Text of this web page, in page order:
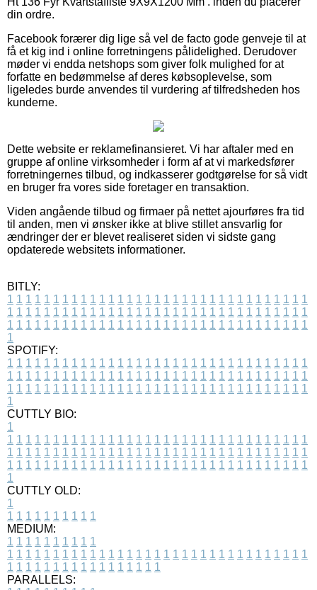
din ordre.
Facebook forærer dig lige så vel de facto gode genveje til at
få et kig ind i online forretningens pålidelighed. Derudover
møder vi endda netshops som giver folk mulighed for at
forfatte en bedømmelse af deres købsoplevelse, som
ligeledes burde anvendes til vurdering af tilfredsheden hos
kunderne.
Dette website er reklamefinansieret. Vi har aftaler med en
gruppe af online virksomheder i form af at vi markedsfører
forretningernes tilbud, og indkasserer godtgørelse for så vidt
en bruger fra vores side foretager en transaktion.
Viden angående tilbud og firmaer på nettet ajourføres fra tid
til anden, men vi ønsker ikke at blive stillet ansvarlig for
ændringer der er blevet realiseret siden vi sidste gang
opdaterede websitets informationer.
BITLY:
1 1 1 1 1 1 1 1 1 1 1 1 1 1 1 1 1 1 1 1 1 1 1 1 1 1 1 1 1 1 1 1 1
1 1 1 1 1 1 1 1 1 1 1 1 1 1 1 1 1 1 1 1 1 1 1 1 1 1 1 1 1 1 1 1 1
1 1 1 1 1 1 1 1 1 1 1 1 1 1 1 1 1 1 1 1 1 1 1 1 1 1 1 1 1 1 1 1 1
1
SPOTIFY:
1 1 1 1 1 1 1 1 1 1 1 1 1 1 1 1 1 1 1 1 1 1 1 1 1 1 1 1 1 1 1 1 1
1 1 1 1 1 1 1 1 1 1 1 1 1 1 1 1 1 1 1 1 1 1 1 1 1 1 1 1 1 1 1 1 1
1 1 1 1 1 1 1 1 1 1 1 1 1 1 1 1 1 1 1 1 1 1 1 1 1 1 1 1 1 1 1 1 1
1
CUTTLY BIO:
1
1 1 1 1 1 1 1 1 1 1 1 1 1 1 1 1 1 1 1 1 1 1 1 1 1 1 1 1 1 1 1 1 1
1 1 1 1 1 1 1 1 1 1 1 1 1 1 1 1 1 1 1 1 1 1 1 1 1 1 1 1 1 1 1 1 1
1 1 1 1 1 1 1 1 1 1 1 1 1 1 1 1 1 1 1 1 1 1 1 1 1 1 1 1 1 1 1 1 1
1
CUTTLY OLD:
1
1 1 1 1 1 1 1 1 1 1
MEDIUM:
1 1 1 1 1 1 1 1 1 1
1 1 1 1 1 1 1 1 1 1 1 1 1 1 1 1 1 1 1 1 1 1 1 1 1 1 1 1 1 1 1 1 1
1 1 1 1 1 1 1 1 1 1 1 1 1 1 1 1 1
PARALLELS: